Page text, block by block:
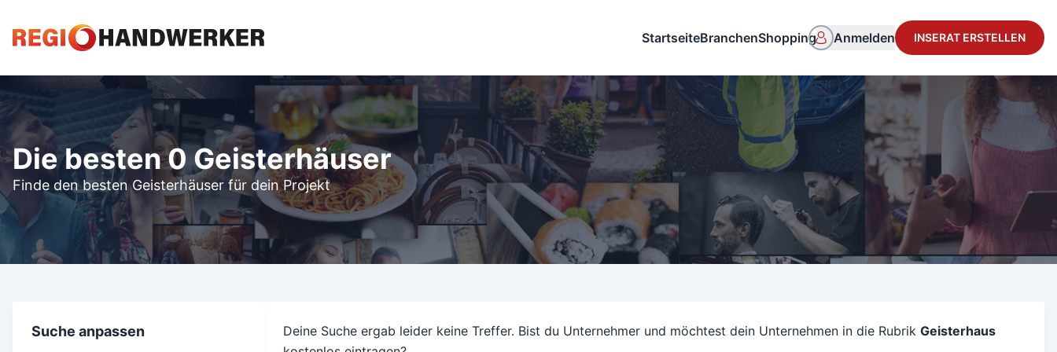
StartseiteBranchenShopping Anmelden INSERAT ERSTELLEN
Die besten 0 Geisterhäuser
Finde den besten Geisterhäuser für dein Projekt
Suche anpassen Deine Suche ergab leider keine Treffer. Bist du Unternehmer und möchtest dein Unternehmen in die Rubrik Geisterhaus